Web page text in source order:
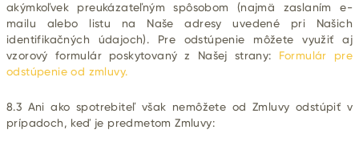
akýmkoľvek preukázateľným spôsobom (najmä zaslaním e-
mailu alebo listu na Naše adresy uvedené pri Našich
identifikačných údajoch). Pre odstúpenie môžete využiť aj
vzorový formulár poskytovaný z Našej strany: Formulár pre
odstúpenie od zmluvy.
8.3 Ani ako spotrebiteľ však nemôžete od Zmluvy odstúpiť v
prípadoch, keď je predmetom Zmluvy: